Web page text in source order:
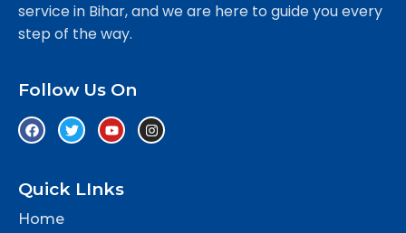
service in Bihar, and we are here to guide you every
step of the way.
Follow Us On
Quick LInks
Home